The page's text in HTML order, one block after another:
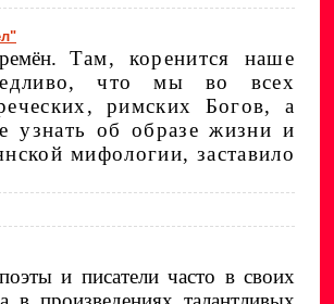
Там, коренится наше
что мы во всех
римских Богов, а
узнать об образе жизни и
мифологии, заставило
и писатели часто в своих